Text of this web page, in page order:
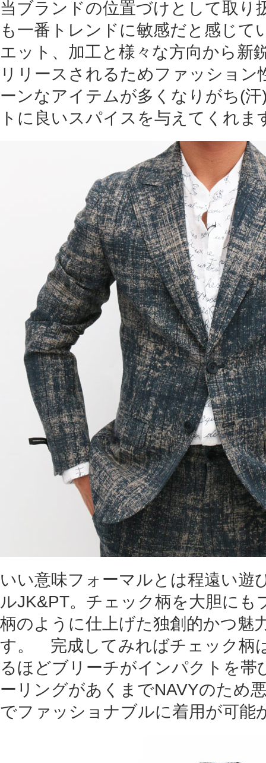
当ブランドの位置づけとして取り
も一番トレンドに敏感だと感じて
エット、加工と様々な方向から新
リリースされるためファッション
ーンなアイテムが多くなりがち(
トに良いスパイスを与えてくれま
いい意味フォーマルとは程遠い遊
ルJK&PT。チェック柄を大胆にも
柄のように仕上げた独創的かつ魅
す。 完成してみればチェック柄
るほどブリーチがインパクトを帯
ーリングがあくまでNAVYのため
でファッショナブルに着用が可能